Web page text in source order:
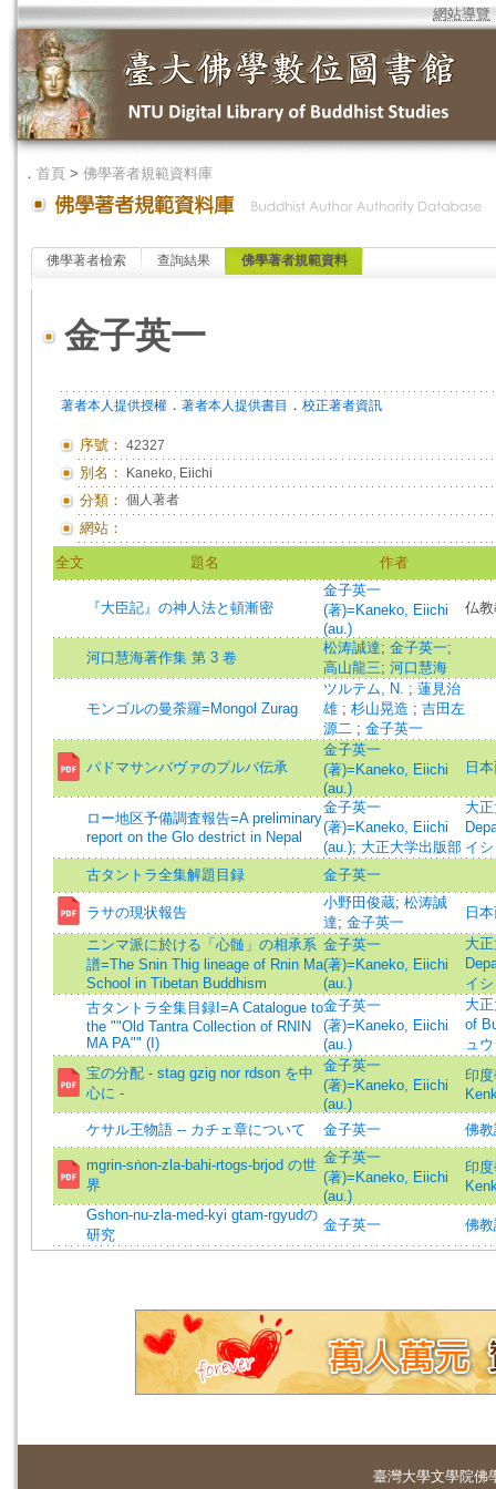
網站導覽
． 首頁 > 佛學著者規範資料庫
佛學著者檢索 查詢結果 佛學著者規範資料
金子英一
著者本人提供授權 ． 著者本人提供書目 ． 校正著者資訊
序號： 42327
別名： Kaneko, Eiichi
分類： 個人著者
網站：
全文 題名 作者
『大臣記』の神人法と頓漸密
金子英一
(著)=Kaneko, Eiichi
(au.)
仏
河口慧海著作集 第 3 卷
松涛誠達; 金子英一;
高山龍三; 河口慧海
モンゴルの曼荼羅=Mongol Zurag
ツルテム, N. ; 蓮見治
雄 ; 杉山晃造 ; 吉田左
源二 ; 金子英一
パドマサンバヴァのプルバ伝承
金子英一
(著)=Kaneko, Eiichi
(au.)
日
ロー地区予備調査報告=A preliminary
report on the Glo destrict in Nepal
金子英一
(著)=Kaneko, Eiichi
(au.); 大正大学出版部
大
イ
古タントラ全集解題目録
金子英一
ラサの現状報告
小野田俊蔵; 松涛誠
達; 金子英一
日
ニンマ派に於ける「心髄」の相承系
譜=The Snin Thig lineage of Rnin Ma
School in Tibetan Buddhism
金子英一
(著)=Kaneko, Eiichi
(au.)
大
イ
古タントラ全集目録I=A Catalogue to
the ""Old Tantra Collection of RNIN
MA PA"" (I)
金子英一
(著)=Kaneko, Eiichi
(au.)
大
of
ュ
宝の分配 - stag gzig nor rdson を中
心に -
金子英一
(著)=Kaneko, Eiichi
(au.)
印
ケサル王物語 -- カチェ章について 金子英一 佛
mgrin-sṅon-zla-bahi-rtogs-brjod の世
界
金子英一
(著)=Kaneko, Eiichi
(au.)
印
Gshon-nu-zla-med-kyi gtam-rgyudの
研究
金子英一 佛
臺灣大學文學院佛